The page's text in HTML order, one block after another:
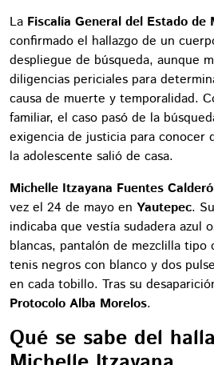
La Fiscalía General del Estado de
confirmado el hallazgo de un
despliegue de búsqueda, aunque
diligencias periciales para
causa de muerte y temporalidad.
familiar, el caso pasó de la
exigencia de justicia para conocer
la adolescente salió de casa.
Michelle Itzayana Fuentes
vez el 24 de mayo en Yautepec.
indicaba que vestía sudadera azul
blancas, pantalón de mezclilla tipo
tenis negros con blanco y dos
en cada tobillo. Tras su
Protocolo Alba Morelos.
Qué se sabe del